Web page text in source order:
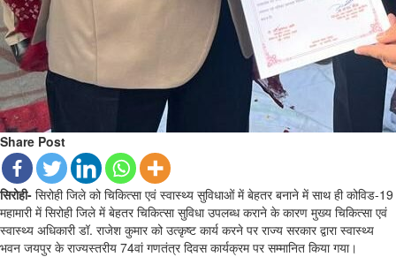
Share Post
सिरोही- सिरोही जिले को चिकित्सा एवं स्वास्थ्य सुविधाओं में बेहतर बनाने में साथ ही कोविड-19
महामारी में सिरोही जिले में बेहतर चिकित्सा सुविधा उपलब्ध कराने के कारण मुख्य चिकित्सा एवं
स्वास्थ्य अधिकारी डॉ. राजेश कुमार को उत्कृष्ट कार्य करने पर राज्य सरकार द्वारा स्वास्थ्य
भवन जयपुर के राज्यस्तरीय 74वां गणतंत्र दिवस कार्यक्रम पर सम्मानित किया गया।